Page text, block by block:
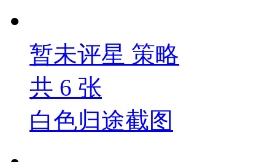
暂未评星 策略
共 6 张
白色归途截图